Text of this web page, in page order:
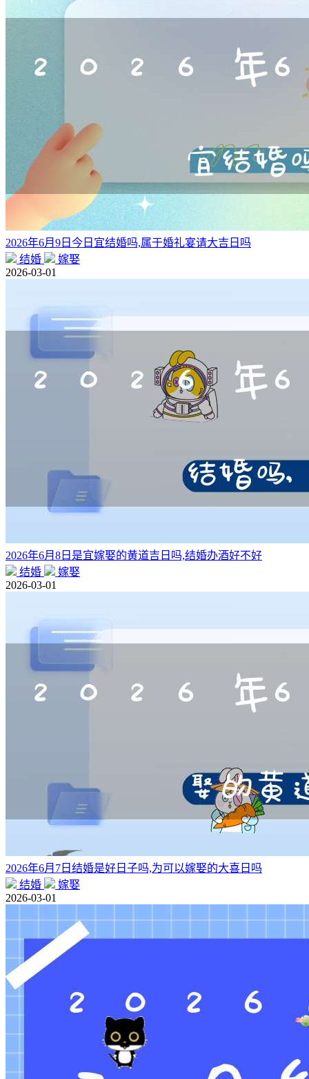
2026年6月9日今日宜结婚吗,属于婚礼宴请大吉日吗
结婚
嫁娶
2026-03-01
2026年6月8日是宜嫁娶的黄道吉日吗,结婚办酒好不好
结婚
嫁娶
2026-03-01
2026年6月7日结婚是好日子吗,为可以嫁娶的大喜日吗
结婚
嫁娶
2026-03-01